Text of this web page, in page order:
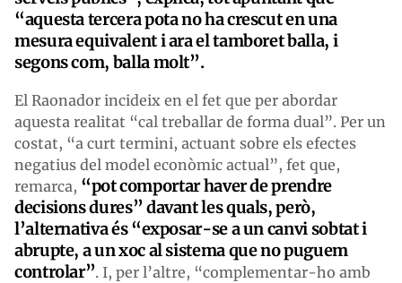
“aquesta tercera pota no ha crescut en una
mesura equivalent i ara el tamboret balla, i
segons com, balla molt”.
El Raonador incideix en el fet que per abordar
aquesta realitat “cal treballar de forma dual”. Per un
costat, “a curt termini, actuant sobre els efectes
negatius del model econòmic actual”, fet que,
remarca, “pot comportar haver de prendre
decisions dures” davant les quals, però,
l’alternativa és “exposar-se a un canvi sobtat i
abrupte, a un xoc al sistema que no puguem
controlar”. I, per l’altre, “complementar-ho amb